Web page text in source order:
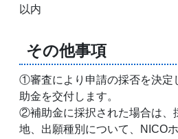
以内
その他事項
①審査により申請の採否を決定
助金を交付します。
②補助金に採択された場合は、
地、出願種別について、NICO